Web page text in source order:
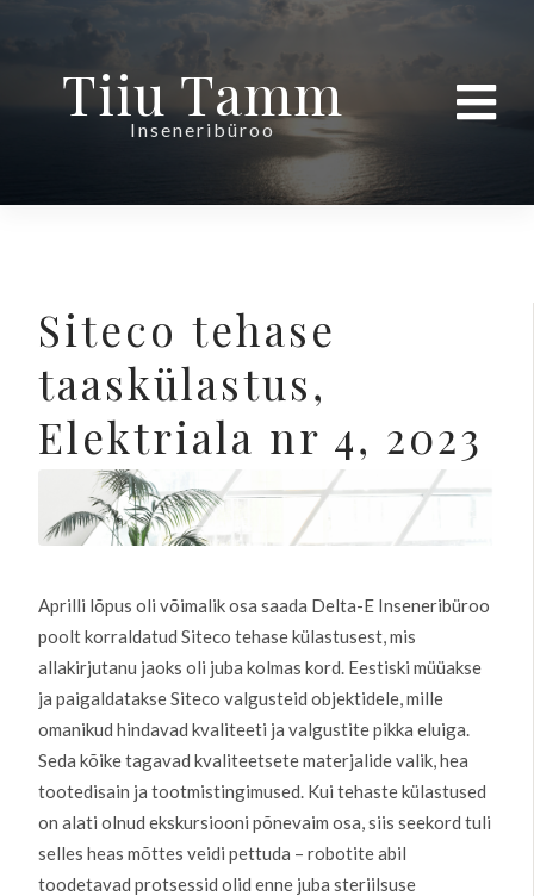
Tiiu Tamm
Inseneribüroo
Siteco tehase
taaskülastus,
Elektriala nr 4, 2023
Aprilli lõpus oli võimalik osa saada Delta-E Inseneribüroo
poolt korraldatud Siteco tehase külastusest, mis
allakirjutanu jaoks oli juba kolmas kord. Eestiski müüakse
ja paigaldatakse Siteco valgusteid objektidele, mille
omanikud hindavad kvaliteeti ja valgustite pikka eluiga.
Seda kõike tagavad kvaliteetsete materjalide valik, hea
tootedisain ja tootmistingimused. Kui tehaste külastused
on alati olnud ekskursiooni põnevaim osa, siis seekord tuli
selles heas mõttes veidi pettuda – robotite abil
toodetavad protsessid olid enne juba steriilsuse